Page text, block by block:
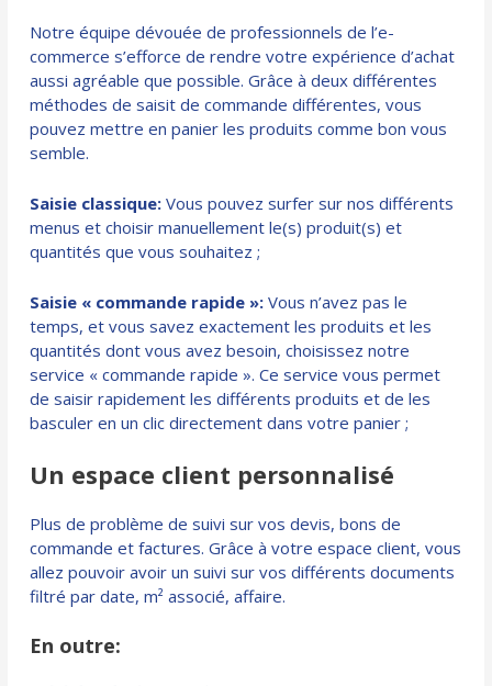
Notre équipe dévouée de professionnels de l’e-
commerce s’efforce de rendre votre expérience d’achat
aussi agréable que possible. Grâce à deux différentes
méthodes de saisit de commande différentes, vous
pouvez mettre en panier les produits comme bon vous
semble.
Saisie classique:Vous pouvez surfer sur nos différents
menus et choisir manuellement le(s) produit(s) et
quantités que vous souhaitez ;
Saisie « commande rapide »:Vous n’avez pas le
temps, et vous savez exactement les produits et les
quantités dont vous avez besoin, choisissez notre
service « commande rapide ». Ce service vous permet
de saisir rapidement les différents produits et de les
basculer en un clic directement dans votre panier ;
Un espace client personnalisé
Plus de problème de suivi sur vos devis, bons de
commande et factures. Grâce à votre espace client, vous
allez pouvoir avoir un suivi sur vos différents documents
filtré par date, m² associé, affaire.
En outre: